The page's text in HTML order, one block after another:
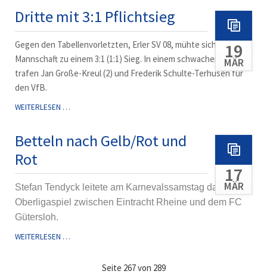
UMKÄMPFTES
SPIEL
Dritte mit 3:1 Pflichtsieg
19
MÄR
Gegen den Tabellenvorletzten, Erler SV 08, mühte sich die 3.
Mannschaft zu einem 3:1 (1:1) Sieg. In einem schwachen Spiel
trafen Jan Große-Kreul (2) und Frederik Schulte-Terhusen für
den VfB.
WEITERLESEN …DRITTE
PFLICHTSIEG
Betteln nach Gelb/Rot und
Rot
17
MÄR
Stefan Tendyck leitete am Karnevalssamstag das
Oberligaspiel zwischen Eintracht Rheine und dem FC
Gütersloh.
WEITERLESEN …BETTELN
Seite 267 von 289